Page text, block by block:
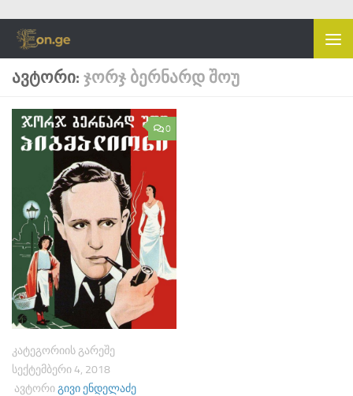
Skip to content
ᲐᲕᲢᲝᲠᲘ: ᲯᲝᲠᲯ ᲑᲔᲠᲜᲐᲠᲓ ᲨᲝᲣ
0
ᲙᲐᲢᲔᲒᲝᲠᲘᲘᲡ ᲒᲐᲠᲔᲨᲔ
ᲡᲔᲥᲢᲔᲛᲑᲔᲠᲘ 4, 2018
ᲐᲕᲢᲝᲠᲘᲒᲘᲕᲘ ᲔᲜᲓᲔᲚᲐᲫᲔ